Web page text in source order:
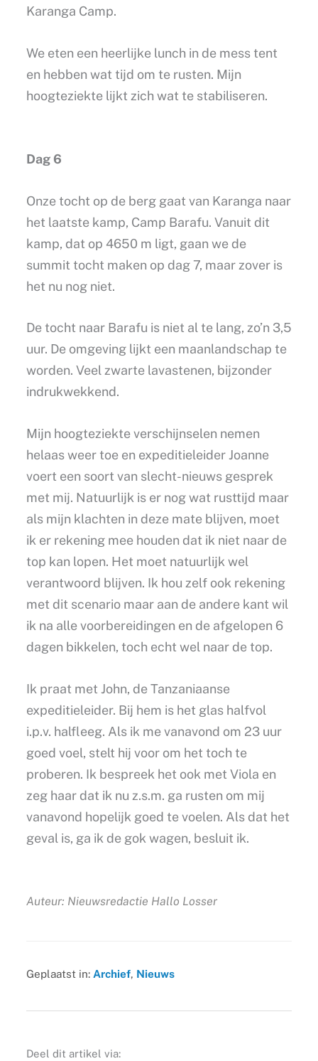
Karanga Camp.
We eten een heerlijke lunch in de mess tent
en hebben wat tijd om te rusten. Mijn
hoogteziekte lijkt zich wat te stabiliseren.
Dag 6
Onze tocht op de berg gaat van Karanga naar
het laatste kamp, Camp Barafu. Vanuit dit
kamp, dat op 4650 m ligt, gaan we de
summit tocht maken op dag 7, maar zover is
het nu nog niet.
De tocht naar Barafu is niet al te lang, zo’n 3,5
uur. De omgeving lijkt een maanlandschap te
worden. Veel zwarte lavastenen, bijzonder
indrukwekkend.
Mijn hoogteziekte verschijnselen nemen
helaas weer toe en expeditieleider Joanne
voert een soort van slecht-nieuws gesprek
met mij. Natuurlijk is er nog wat rusttijd maar
als mijn klachten in deze mate blijven, moet
ik er rekening mee houden dat ik niet naar de
top kan lopen. Het moet natuurlijk wel
verantwoord blijven. Ik hou zelf ook rekening
met dit scenario maar aan de andere kant wil
ik na alle voorbereidingen en de afgelopen 6
dagen bikkelen, toch echt wel naar de top.
Ik praat met John, de Tanzaniaanse
expeditieleider. Bij hem is het glas halfvol
i.p.v. halfleeg. Als ik me vanavond om 23 uur
goed voel, stelt hij voor om het toch te
proberen. Ik bespreek het ook met Viola en
zeg haar dat ik nu z.s.m. ga rusten om mij
vanavond hopelijk goed te voelen. Als dat het
geval is, ga ik de gok wagen, besluit ik.
Auteur: Nieuwsredactie Hallo Losser
Geplaatst in: Archief, Nieuws
Deel dit artikel via: